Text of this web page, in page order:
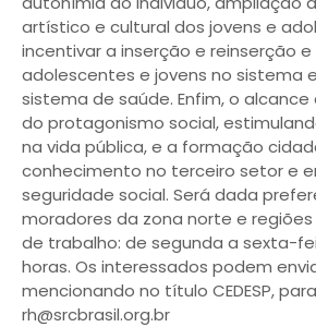
artístico e cultural dos jovens e
incentivar a inserção e reinserção
adolescentes e jovens no sistema
sistema de saúde. Enfim, o
do protagonismo social,
na vida pública, e a formação
conhecimento no terceiro setor e
seguridade social. Será dada
moradores da zona norte e regiões
de trabalho: de segunda a sexta-
horas. Os interessados podem
mencionando no título CEDESP,
rh@srcbrasil.org.br